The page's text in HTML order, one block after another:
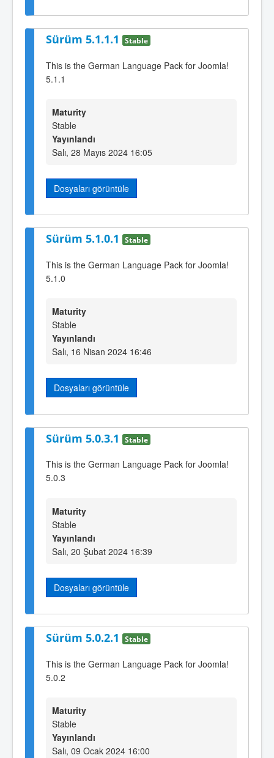
Sürüm 5.1.1.1 Stable
This is the German Language Pack for Joomla!
5.1.1
Maturity
Stable
Yayınlandı
Salı, 28 Mayıs 2024 16:05
Dosyaları görüntüle
Sürüm 5.1.0.1 Stable
This is the German Language Pack for Joomla!
5.1.0
Maturity
Stable
Yayınlandı
Salı, 16 Nisan 2024 16:46
Dosyaları görüntüle
Sürüm 5.0.3.1 Stable
This is the German Language Pack for Joomla!
5.0.3
Maturity
Stable
Yayınlandı
Salı, 20 Şubat 2024 16:39
Dosyaları görüntüle
Sürüm 5.0.2.1 Stable
This is the German Language Pack for Joomla!
5.0.2
Maturity
Stable
Yayınlandı
Salı, 09 Ocak 2024 16:00